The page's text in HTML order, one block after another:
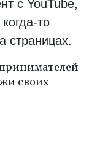
с YouTube,
то
страницах.
своих